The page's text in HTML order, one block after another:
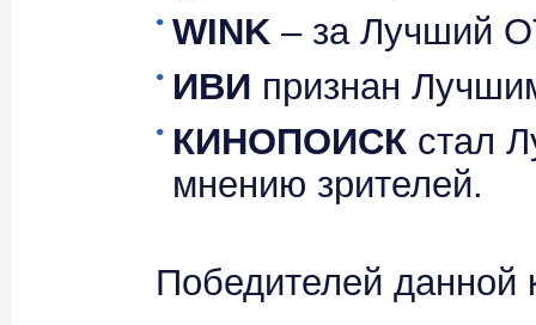
WINK – за Лучший
ИВИ признан
КИНОПОИСК стал
мнению зрителей.
Победителей данной